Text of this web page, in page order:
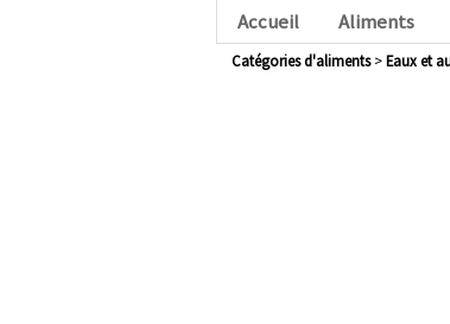
Accueil Aliments
Catégories d'aliments> eaux et